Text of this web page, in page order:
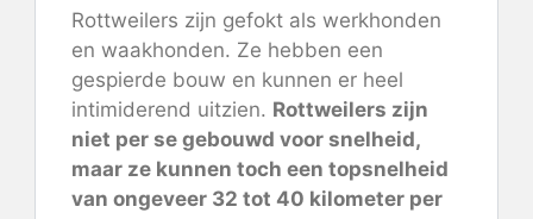
Rottweilers zijn gefokt als werkhonden
en waakhonden. Ze hebben een
gespierde bouw en kunnen er heel
intimiderend uitzien. Rottweilers zijn
niet per se gebouwd voor snelheid,
maar ze kunnen toch een topsnelheid
van ongeveer 32 tot 40 kilometer per